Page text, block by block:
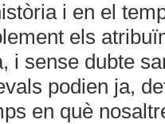
i en el
els
i sense dubte
podien ja,
en què